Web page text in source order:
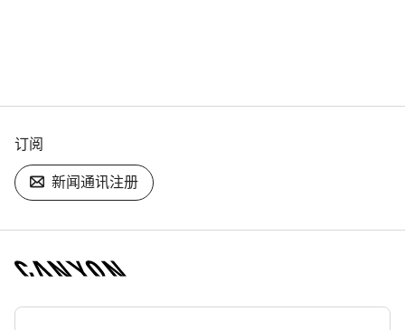
订阅
新闻通讯注册
[footer.linksList.title]